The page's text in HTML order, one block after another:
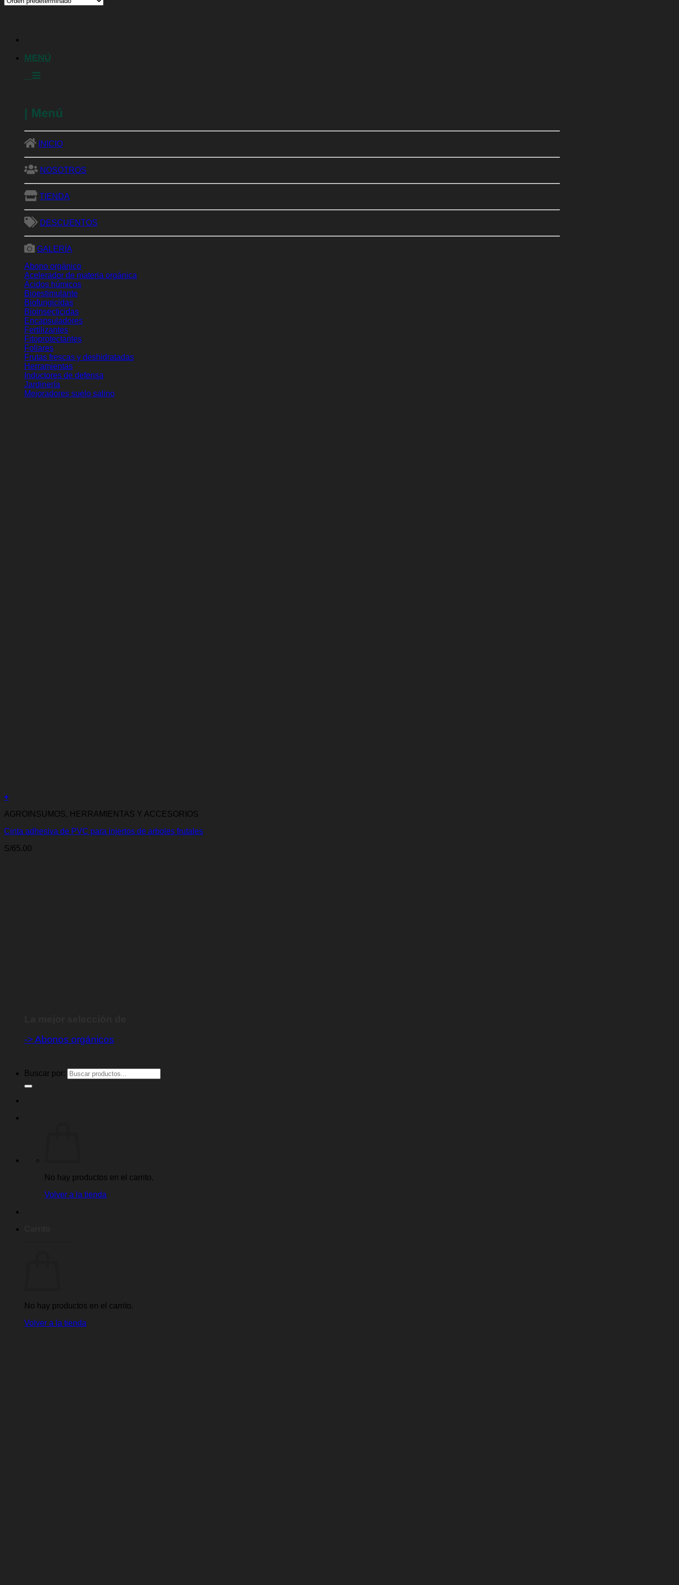
Abono orgánico
Acelerador de materia orgánica
Ácidos húmicos
Bioestimulante
Biofungicidas
Bioinsecticidas
Encapsuladores
Fertilizantes
Fitoprotectantes
Foliares
Frutas frescas y deshidratadas
Herramientas
Inductores de defensa
Mejoradores suelo salino
Volver a la tienda
No hay productos en el carrito.
Volver a la tienda
+
AGROINSUMOS, HERRAMIENTAS Y ACCESORIOS
Cinta adhesiva de PVC para injertos de arboles frutales
S/65.00